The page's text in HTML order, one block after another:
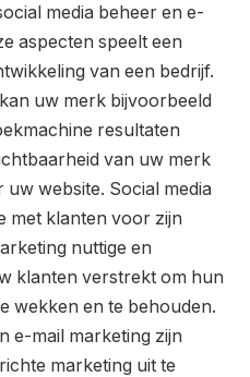
media beheer en e-
aspecten speelt een
van een bedrijf.
uw merk bijvoorbeeld
resultaten
van uw merk
website. Social media
met klanten voor zijn
nuttige en
klanten verstrekt om hun
wekken en te behouden.
e-mail marketing zijn
marketing uit te